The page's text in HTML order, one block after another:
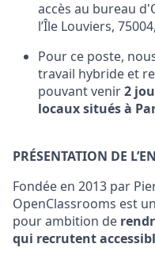
accès au bureau
l’Île Louviers,
Pour ce poste,
travail hybride et
pouvant venir2
locaux situés à
PRÉSENTATION DE
Fondée en 2013 par
OpenClassrooms est
pour ambition de
qui recrutent